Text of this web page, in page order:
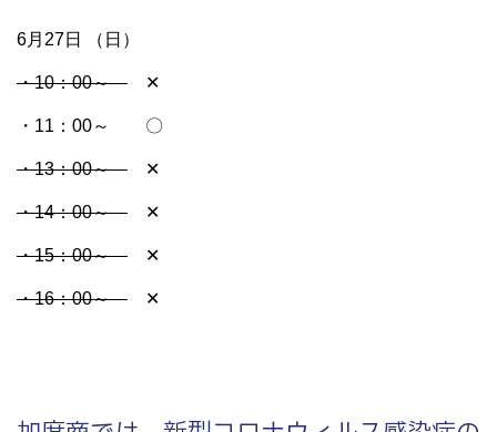
6月27日 （日）
・10：00～ ✕
・11：00～ 〇
・13：00～ ✕
・14：00～ ✕
・15：00～ ✕
・16：00～ ✕